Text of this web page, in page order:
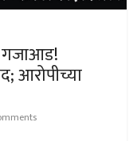
गजाआड!
आरोपीच्या